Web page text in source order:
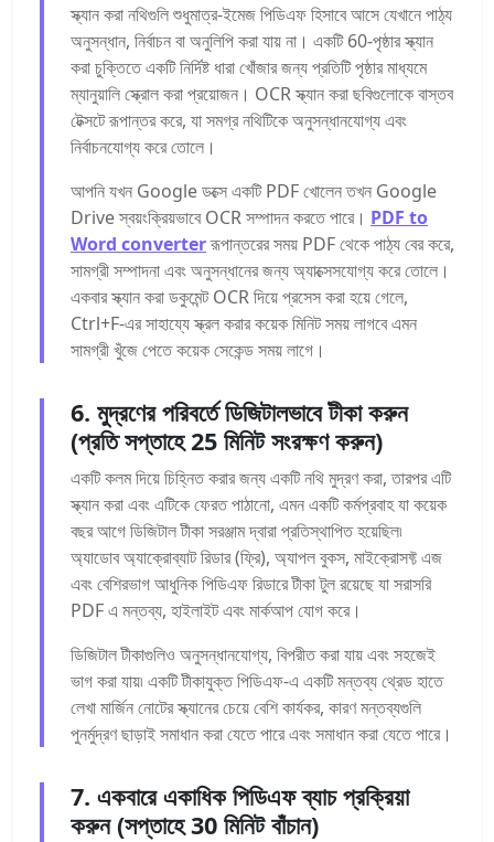
স্ক্যান করা নথিগুলি শুধুমাত্র-ইমেজ পিডিএফ হিসাবে আসে যেখানে পাঠ্য
অনুসন্ধান, নির্বাচন বা অনুলিপি করা যায় না। একটি 60-পৃষ্ঠার স্ক্যান
করা চুক্তিতে একটি নির্দিষ্ট ধারা খোঁজার জন্য প্রতিটি পৃষ্ঠার মাধ্যমে
ম্যানুয়ালি স্ক্রোল করা প্রয়োজন। OCR স্ক্যান করা ছবিগুলোকে বাস্তব
টেক্সটে রূপান্তর করে, যা সমগ্র নথিটিকে অনুসন্ধানযোগ্য এবং
নির্বাচনযোগ্য করে তোলে।
আপনি যখন Google ডক্সে একটি PDF খোলেন তখন Google
Drive স্বয়ংক্রিয়ভাবে OCR সম্পাদন করতে পারে। PDF to
Word converterরূপান্তরের সময় PDF থেকে পাঠ্য বের করে,
সামগ্রী সম্পাদনা এবং অনুসন্ধানের জন্য অ্যাক্সেসযোগ্য করে তোলে।
একবার স্ক্যান করা ডকুমেন্ট OCR দিয়ে প্রসেস করা হয়ে গেলে,
Ctrl+F-এর সাহায্যে স্ক্রল করার কয়েক মিনিট সময় লাগবে এমন
সামগ্রী খুঁজে পেতে কয়েক সেকেন্ড সময় লাগে।
6. মুদ্রণের পরিবর্তে ডিজিটালভাবে টীকা করুন
(প্রতি সপ্তাহে 25 মিনিট সংরক্ষণ করুন)
একটি কলম দিয়ে চিহ্নিত করার জন্য একটি নথি মুদ্রণ করা, তারপর এটি
স্ক্যান করা এবং এটিকে ফেরত পাঠানো, এমন একটি কর্মপ্রবাহ যা কয়েক
বছর আগে ডিজিটাল টীকা সরঞ্জাম দ্বারা প্রতিস্থাপিত হয়েছিল৷
অ্যাডোব অ্যাক্রোব্যাট রিডার (ফ্রি), অ্যাপল বুকস, মাইক্রোসফ্ট এজ
এবং বেশিরভাগ আধুনিক পিডিএফ রিডারে টীকা টুল রয়েছে যা সরাসরি
PDF এ মন্তব্য, হাইলাইট এবং মার্কআপ যোগ করে।
ডিজিটাল টীকাগুলিও অনুসন্ধানযোগ্য, বিপরীত করা যায় এবং সহজেই
ভাগ করা যায়৷ একটি টীকাযুক্ত পিডিএফ-এ একটি মন্তব্য থ্রেড হাতে
লেখা মার্জিন নোটের স্ক্যানের চেয়ে বেশি কার্যকর, কারণ মন্তব্যগুলি
পুনর্মুদ্রণ ছাড়াই সমাধান করা যেতে পারে এবং সমাধান করা যেতে পারে।
7. একবারে একাধিক পিডিএফ ব্যাচ প্রক্রিয়া
করুন (সপ্তাহে 30 মিনিট বাঁচান)